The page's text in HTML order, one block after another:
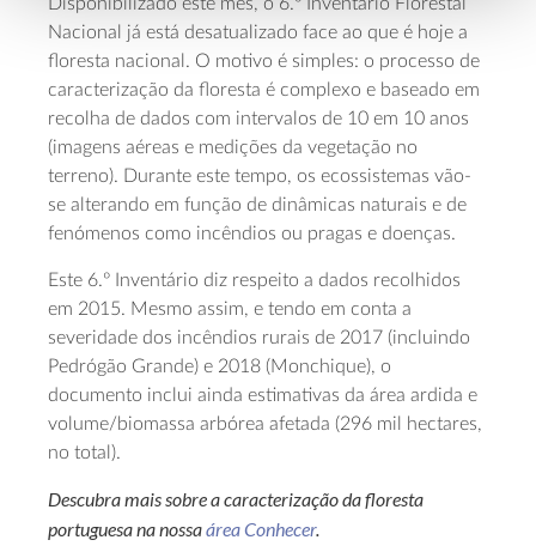
Disponibilizado este mês, o 6.º Inventário Florestal
Nacional já está desatualizado face ao que é hoje a
floresta nacional. O motivo é simples: o processo de
caracterização da floresta é complexo e baseado em
recolha de dados com intervalos de 10 em 10 anos
(imagens aéreas e medições da vegetação no
terreno). Durante este tempo, os ecossistemas vão-
se alterando em função de dinâmicas naturais e de
fenómenos como incêndios ou pragas e doenças.
Este 6.º Inventário diz respeito a dados recolhidos
em 2015. Mesmo assim, e tendo em conta a
severidade dos incêndios rurais de 2017 (incluindo
Pedrógão Grande) e 2018 (Monchique), o
documento inclui ainda estimativas da área ardida e
volume/biomassa arbórea afetada (296 mil hectares,
no total).
Descubra mais sobre a caracterização da floresta
portuguesa na nossaárea Conhecer.